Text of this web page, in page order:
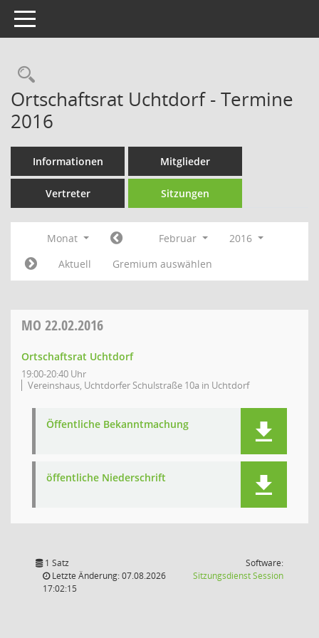
Toggle navigation
Rechercheauswahl
Ortschaftsrat Uchtdorf - Termine
2016
Informationen Mitglieder
Vertreter Sitzungen
Monat Februar
2016
Aktuell
Gremium auswählen
MO 22.02.2016
Ortschaftsrat Uchtdorf
19:00-20:40 Uhr
Vereinshaus, Uchtdorfer Schulstraße 10a in Uchtdorf
Öffentliche Bekanntmachung
öffentliche Niederschrift
1 Satz
Letzte Änderung: 07.08.2026
17:02:15
Software:
SitzungsdienstSession(Wird in